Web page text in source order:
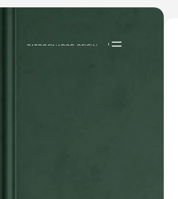
PATROCINADOR OFICIAL